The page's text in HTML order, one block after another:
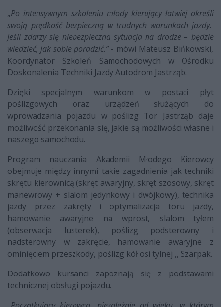
„Po intensywnym szkoleniu młody kierujący łatwiej określi
swoją prędkość bezpieczną w trudnych warunkach jazdy.
Jeśli zdarzy się niebezpieczna sytuacja na drodze – będzie
wiedzieć, jak sobie poradzić.” - mówi Mateusz Bińkowski,
Koordynator Szkoleń Samochodowych w Ośrodku
Doskonalenia Techniki Jazdy Autodrom Jastrząb.
Dzięki specjalnym warunkom w postaci płyt
poślizgowych oraz urządzeń służących do
wprowadzania pojazdu w poślizg Tor Jastrząb daje
możliwość przekonania się, jakie są możliwości własne i
naszego samochodu.
Program nauczania Akademii Młodego Kierowcy
obejmuje między innymi takie zagadnienia jak techniki
skrętu kierownicą (skręt awaryjny, skręt szosowy, skręt
manewrowy + slalom jedynkowy i dwójkowy), technika
jazdy przez zakręty i optymalizacja toru jazdy,
hamowanie awaryjne na wprost, slalom tyłem
(obserwacja lusterek), poślizg podsterowny i
nadsterowny w zakręcie, hamowanie awaryjne z
ominięciem przeszkody, poślizg kół osi tylnej ,, Szarpak.
Dodatkowo kursanci zapoznają się z podstawami
technicznej obsługi pojazdu.